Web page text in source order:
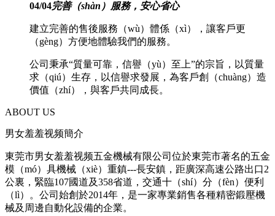
04/04完善（shàn）服務，安心省心
建立完善的售後服務（wù）體係（xì），讓客戶更
（gèng）方便地體驗我們的服務。
公司秉承“質量可靠，信譽（yù）至上”的宗旨，以質量
求（qiú）生存，以信譽求發展，為客戶創（chuàng）造
價值（zhí），與客戶共同成長。
ABOUT US
男女羞羞视频簡介
東莞市男女羞羞视频五金機械有限公司位於東莞市著名的五金
模（mó）具機械（xiè）重鎮---長安鎮，距廣深高速公路出口2
公裏，緊臨107國道及358省道，交通十（shí）分（fèn）便利
（lì）。公司始創於2014年，是一家專業銷售各種精密鍛壓機
械及周邊自動化設備的企業。